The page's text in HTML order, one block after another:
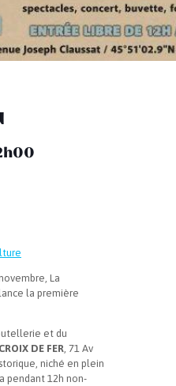
La
la première
et du
DE FER , 71 Av
niché en plein
pendant 12h non-